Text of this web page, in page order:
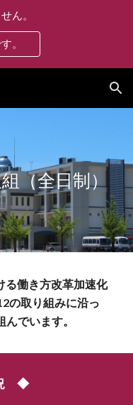
ん。
。
（全日制）
働き方改革加速化
の取り組みに沿っ
でいます。
況 ◆